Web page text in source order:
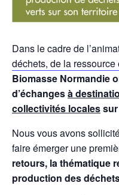
Dans le cadre de
déchets, de la
Biomasse Normandie
d’échangesà
collectivités locales
Nous vous avons
faire émerger une
retours, la thématique
production des